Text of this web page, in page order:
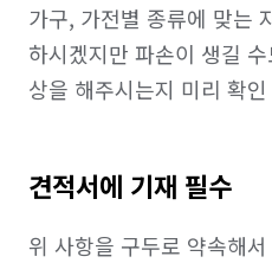
가구, 가전별 종류에 맞는
하시겠지만 파손이 생길
상을 해주시는지 미리 확
견적서에 기재 필수
위 사항을 구두로 약속해